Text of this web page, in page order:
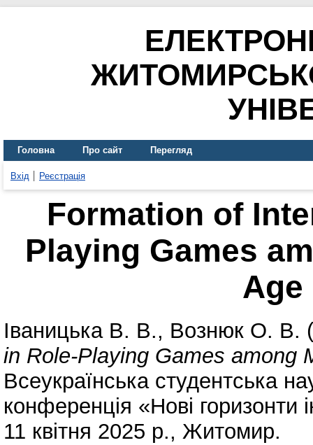
Головна Про сайт Перегляд
Вхід Реєстрація
Formation of
Playing Games
Age
Іваницька В. В., Вознюк О. В.
in Role-Playing Games among
Всеукраїнська студентська
конференція «Нові горизонти
11 квітня 2025 р., Житомир.